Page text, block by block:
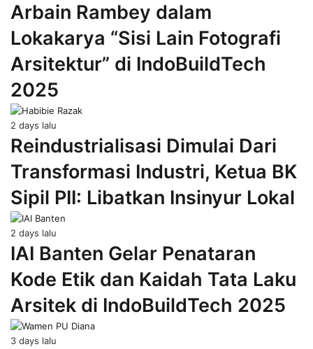
Arbain Rambey dalam
Lokakarya “Sisi Lain Fotografi
Arsitektur” di IndoBuildTech
2025
2 days lalu
Reindustrialisasi Dimulai Dari
Transformasi Industri, Ketua BK
Sipil PII: Libatkan Insinyur Lokal
2 days lalu
IAI Banten Gelar Penataran
Kode Etik dan Kaidah Tata Laku
Arsitek di IndoBuildTech 2025
3 days lalu